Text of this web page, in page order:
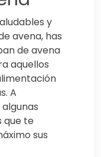
y
avena, has
de avena
aquellos
A
que te
sus